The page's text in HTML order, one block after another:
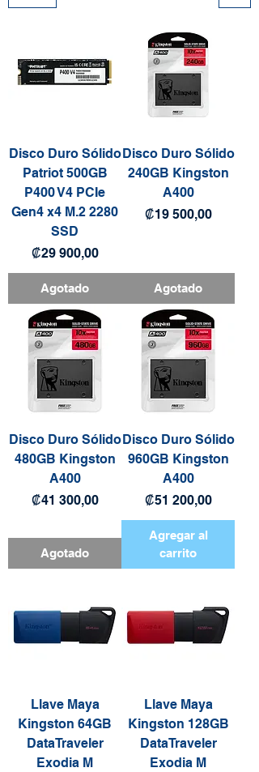
Disco Duro Sólido
Patriot 500GB
P400 V4 PCIe
Gen4 x4 M.2 2280
SSD
Precio
₡29 900,00
Agotado
Disco Duro Sólido
240GB Kingston
A400
Precio
₡19 500,00
Agotado
Disco Duro Sólido
480GB Kingston
A400
Precio
₡41 300,00
Agotado
Disco Duro Sólido
960GB Kingston
A400
Precio
₡51 200,00
Agregar al
carrito
Llave Maya
Kingston 64GB
DataTraveler
Exodia M
Llave Maya
Kingston 128GB
DataTraveler
Exodia M